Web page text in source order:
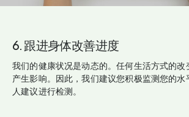
6. 跟进身体改善进度
我们的健康状况是动态的。任何生活方式的
产生影响。因此，我们建议您积极监测您的
人建议进行检测。